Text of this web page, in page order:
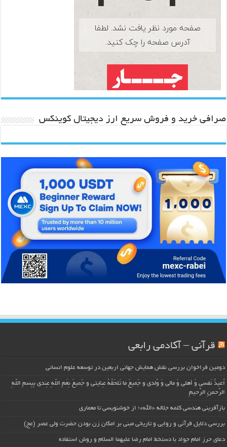
صرافی خرید و فروش سریع ارز دیجیتال کوینکس
قرآنی – آکادمی رابعی
دومین فراخوان بررسی نقش همایش جهانی اربعین در توسعه علوم انسانی
اُعیذُ نَفسی وَ أهلی وَ مالی وَ وُلدی و جَمیعَ ما تَلحَقُهُ عِنایتی و جَمیعَ نِعَمِ اللّهِ عِندی بِبِسمِ اللّهِ
الرَّحمنِ الرَّحیمِ
بازآفرینی هندسی کلمه جلاله «الله»؛ از خوشنویسی تا معماری
بررسی دلایل قرآنی و روایی و تاریخی مبنی بر امکان زن بودن حضرت ولی عصر (عج)
دعای حرز امام جواد با دستخط امام رضا علیهما السلام و روش استفاده